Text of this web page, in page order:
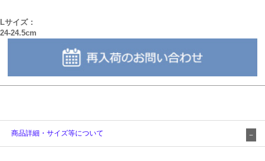
Lサイズ：
24-24.5cm
商品詳細・サイズ等について